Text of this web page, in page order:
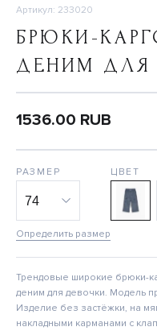
Артикул: 233020
БРЮКИ-
ДЕНИМ ДЛЯ
1536.00 RUB
РАЗМЕР
Определить размер
ЦВЕТ
Трендовые широкие брюки-
деним для девочки. Модель
Изделие без застёжки, на
накладными карманами с